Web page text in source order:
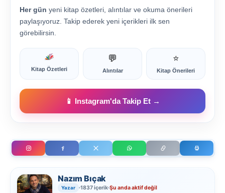
Her gün yeni kitap özetleri, alıntılar ve okuma önerileri
paylaşıyoruz. Takip ederek yeni içerikleri ilk sen
görebilirsin.
Kitap Özetleri
💬
Alıntılar
⭐
Kitap Önerileri
📱 Instagram'da Takip Et →
Nazım Bıçak
Yazar 1837 içerik Şu anda aktif değil